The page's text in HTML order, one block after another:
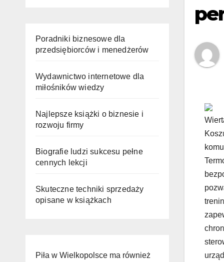
Poradniki biznesowe dla
przedsiębiorców i menedżerów
Wydawnictwo internetowe dla
miłośników wiedzy
Najlepsze książki o biznesie i
rozwoju firmy
Biografie ludzi sukcesu pełne
cennych lekcji
Skuteczne techniki sprzedaży
opisane w książkach
Piła w Wielkopolsce ma również